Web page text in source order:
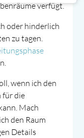
verfügt.
oder hinderlich
zu tagen.
wenn ich den
für die
Mach
den Raum
Details